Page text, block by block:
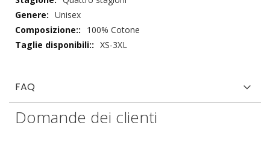
Unisex
100% Cotone
XS-3XL
FAQ
Domande dei clienti